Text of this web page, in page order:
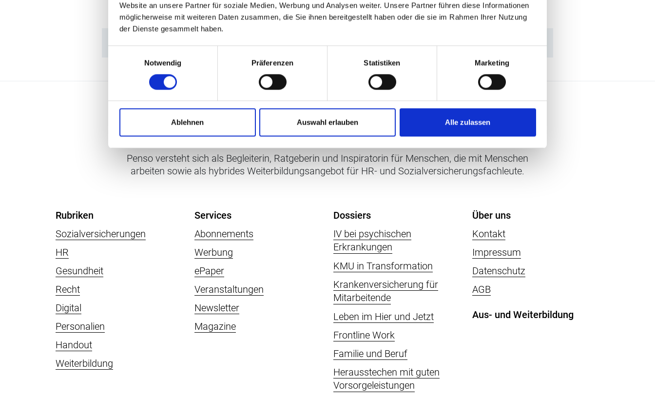
Website an unsere Partner für soziale Medien, Werbung und Analysen weiter. Unsere Partner führen diese Informationen
möglicherweise mit weiteren Daten zusammen, die Sie ihnen bereitgestellt haben oder die sie im Rahmen Ihrer Nutzung
der Dienste gesammelt haben.
Notwendig
Präferenzen Statistiken Marketing
Ablehnen Auswahl erlauben Alle zulassen
Penso versteht sich als Begleiterin, Ratgeberin und Inspiratorin für Menschen, die mit Menschen
arbeiten sowie als hybrides Weiterbildungsangebot für HR- und Sozialversicherungsfachleute.
Rubriken
Sozialversicherungen
HR
Gesundheit
Recht
Digital
Personalien
Handout
Weiterbildung
Services
Abonnements
Werbung
ePaper
Veranstaltungen
Newsletter
Magazine
Dossiers
IV bei psychischen
Erkrankungen
KMU in Transformation
Krankenversicherung für
Mitarbeitende
Leben im Hier und Jetzt
Frontline Work
Familie und Beruf
Herausstechen mit guten
Vorsorgeleistungen
Über uns
Kontakt
Impressum
Datenschutz
AGB
Aus- und Weiterbildung